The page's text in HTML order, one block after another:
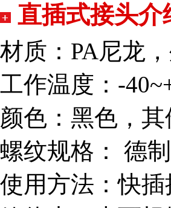
直插式接头介
材质：PA尼龙
工作温度：-
颜色：黑色，
螺纹规格： 德
使用方法：快